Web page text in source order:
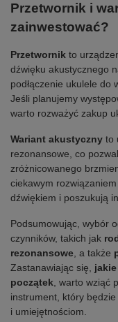
Przetwornik i
zainwestować?
Przetwornik to
dźwięku akustycznego
podłączenie ukulele do
Jeśli planujemy
warto rozważyć zakup
Wariant akustyczny to
rezonansowe, co
zróżnicowanego
ciekawym
dźwiękiem i poszukują
Podsumowując, wybór
czynników, takich jak
rezonansowe, a także
Zastanawiając się,
początek, warto wziąć
instrument, który
i umiejętnościom.